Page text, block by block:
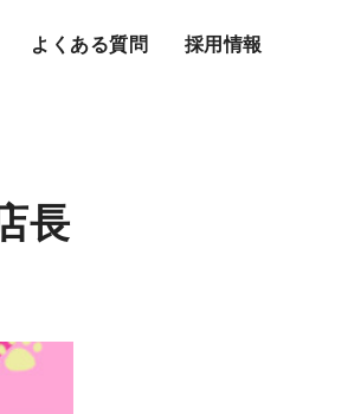
よくある質問 採用情報
⻑